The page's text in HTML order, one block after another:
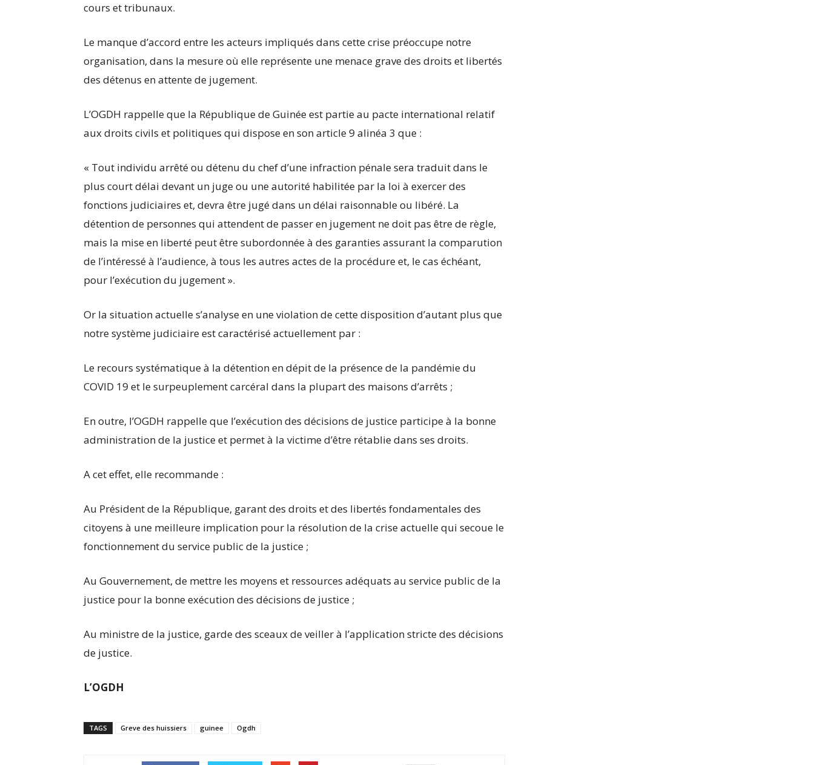
cours et tribunaux.
Le manque d’accord entre les acteurs impliqués dans cette crise préoccupe notre
organisation, dans la mesure où elle représente une menace grave des droits et libertés
des détenus en attente de jugement.
L’OGDH rappelle que la République de Guinée est partie au pacte international relatif
aux droits civils et politiques qui dispose en son article 9 alinéa 3 que :
« Tout individu arrêté ou détenu du chef d’une infraction pénale sera traduit dans le
plus court délai devant un juge ou une autorité habilitée par la loi à exercer des
fonctions judiciaires et, devra être jugé dans un délai raisonnable ou libéré. La
détention de personnes qui attendent de passer en jugement ne doit pas être de règle,
mais la mise en liberté peut être subordonnée à des garanties assurant la comparution
de l’intéressé à l’audience, à tous les autres actes de la procédure et, le cas échéant,
pour l’exécution du jugement ».
Or la situation actuelle s’analyse en une violation de cette disposition d’autant plus que
notre système judiciaire est caractérisé actuellement par :
Le recours systématique à la détention en dépit de la présence de la pandémie du
COVID 19 et le surpeuplement carcéral dans la plupart des maisons d’arrêts ;
En outre, l’OGDH rappelle que l’exécution des décisions de justice participe à la bonne
administration de la justice et permet à la victime d’être rétablie dans ses droits.
A cet effet, elle recommande :
Au Président de la République, garant des droits et des libertés fondamentales des
citoyens à une meilleure implication pour la résolution de la crise actuelle qui secoue le
fonctionnement du service public de la justice ;
Au Gouvernement, de mettre les moyens et ressources adéquats au service public de la
justice pour la bonne exécution des décisions de justice ;
Au ministre de la justice, garde des sceaux de veiller à l’application stricte des décisions
de justice.
L’OGDH
TAGS Greve des huissiers guinee Ogdh